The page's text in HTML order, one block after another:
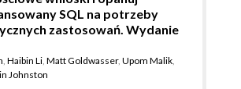
SQL na potrzeby
zastosowań. Wydanie
, Haibin Li, Matt Goldwasser, Upom Malik,
Johnston